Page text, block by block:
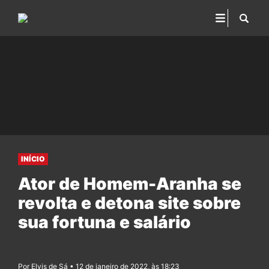
INÍCIO
Ator de Homem-Aranha se
revolta e detona site sobre
sua fortuna e salário
Por Elvis de Sá • 12 de janeiro de 2022, às 18:23